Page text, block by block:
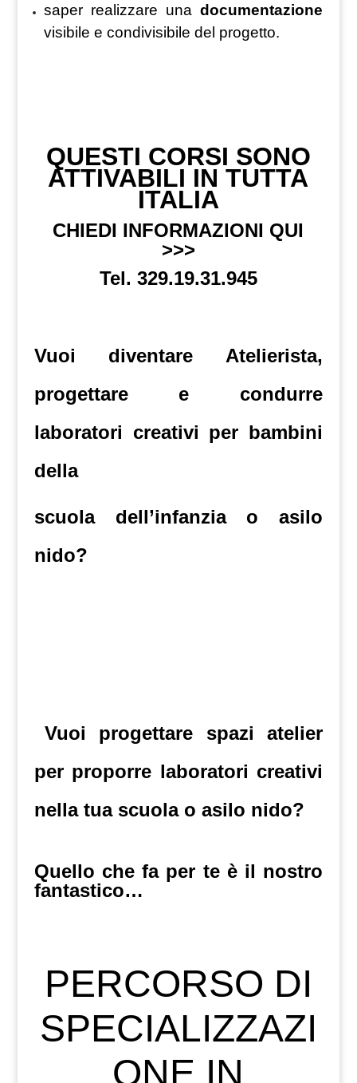
saper realizzare unadocumentazione
visibile e condivisibile del progetto.
QUESTI CORSI SONO
ATTIVABILI IN TUTTA
ITALIA
CHIEDI INFORMAZIONI QUI
>>>
Tel. 329.19.31.945
Vuoi diventare Atelierista,
progettare e condurre
laboratori creativi per bambini
della
scuola dell’infanzia o asilo
nido?
Vuoi progettare spazi atelier
per proporre laboratori creativi
nella tua scuola o asilo nido?
Quello che fa per te è il nostro
fantastico…
PERCORSO DI
SPECIALIZZAZI
ONE IN